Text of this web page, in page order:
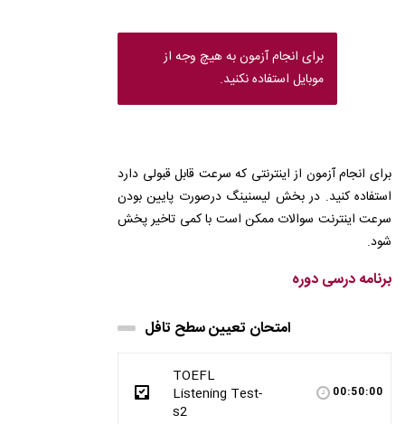
برای انجام آزمون به هیچ وجه از
موبایل استفاده نکنید.
برای انجام آزمون از اینترنتی که سرعت قابل قبولی دارد
استفاده کنید. در بخش لیسنینگ درصورت پایین بودن
سرعت اینترنت سوالات ممکن است با کمی تاخیر پخش
شود.
برنامه درسی دوره
امتحان تعیین سطح تافل
TOEFL
Listening Test-
s2
00:50:00